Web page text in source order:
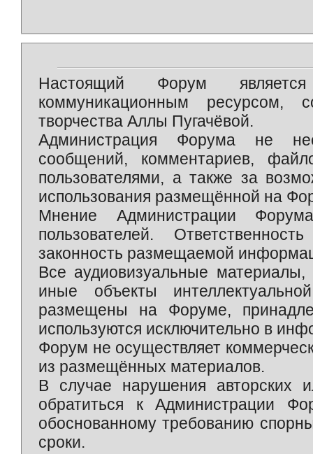
Настоящий Форум является
коммуникационным ресурсом,
творчества Аллы Пугачёвой.
Администрация Форума не
сообщений, комментариев,
пользователями, а также за
использования размещённой на
Мнение Администрации
пользователей.
законность размещаемой
Все аудиовизуальные
иные объекты
размещены на Форуме,
используются исключительно в
Форум не осуществляет
из размещённых материалов.
В случае нарушения авторских
обратиться к Администрации
обоснованному требованию
сроки.